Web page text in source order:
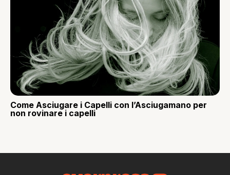
Come Asciugare i Capelli con l’Asciugamano per
non rovinare i capelli